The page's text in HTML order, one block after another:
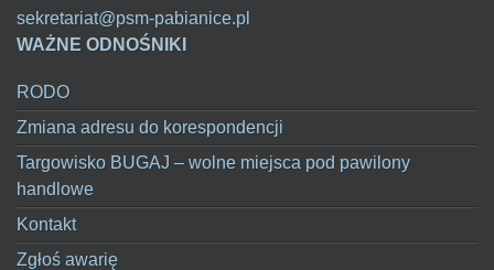
sekretariat@psm-pabianice.pl
WAŻNE ODNOŚNIKI
RODO
Zmiana adresu do korespondencji
Targowisko BUGAJ – wolne miejsca pod pawilony
handlowe
Kontakt
Zgłoś awarię